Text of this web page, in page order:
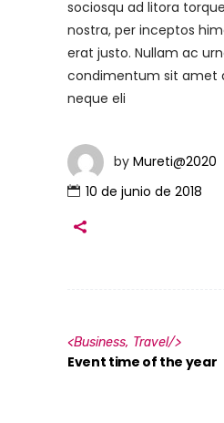
sociosqu ad litora
nostra, per inceptos
erat justo. Nullam ac
condimentum sit amet
neque eli
by Mureti@2020
10 de junio de 2018
<Business, Travel/>
Event time of the year